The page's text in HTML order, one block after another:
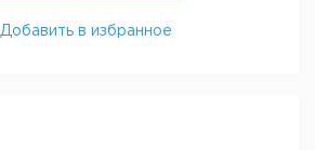
Добавить в избранное